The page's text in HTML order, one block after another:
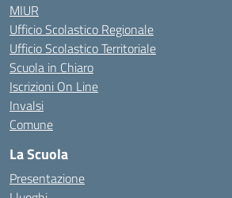
MIUR
Ufficio Scolastico Regionale
Ufficio Scolastico Territoriale
Scuola in Chiaro
Iscrizioni On Line
Invalsi
Comune
La Scuola
Presentazione